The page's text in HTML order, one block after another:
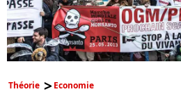
Théorie Economie